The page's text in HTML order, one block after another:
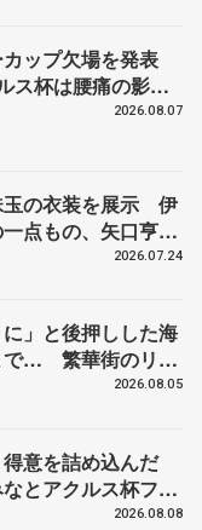
ップ欠場を発表
ス杯は腰痛の影響
2026.08.07
玉の衣装を展示 伊
点もの、矢口亨さ
2026.07.24
」と後押しした海
で… 繁華街のリン
さんも味方に 小林
2026.08.05
意を詰め込んだ
なとアクルス杯フリ
2026.08.08